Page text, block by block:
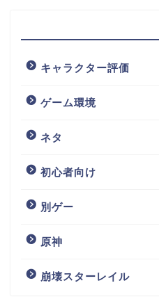
キャラクター評価
ゲーム環境
ネタ
初心者向け
別ゲー
原神
崩壊スターレイル